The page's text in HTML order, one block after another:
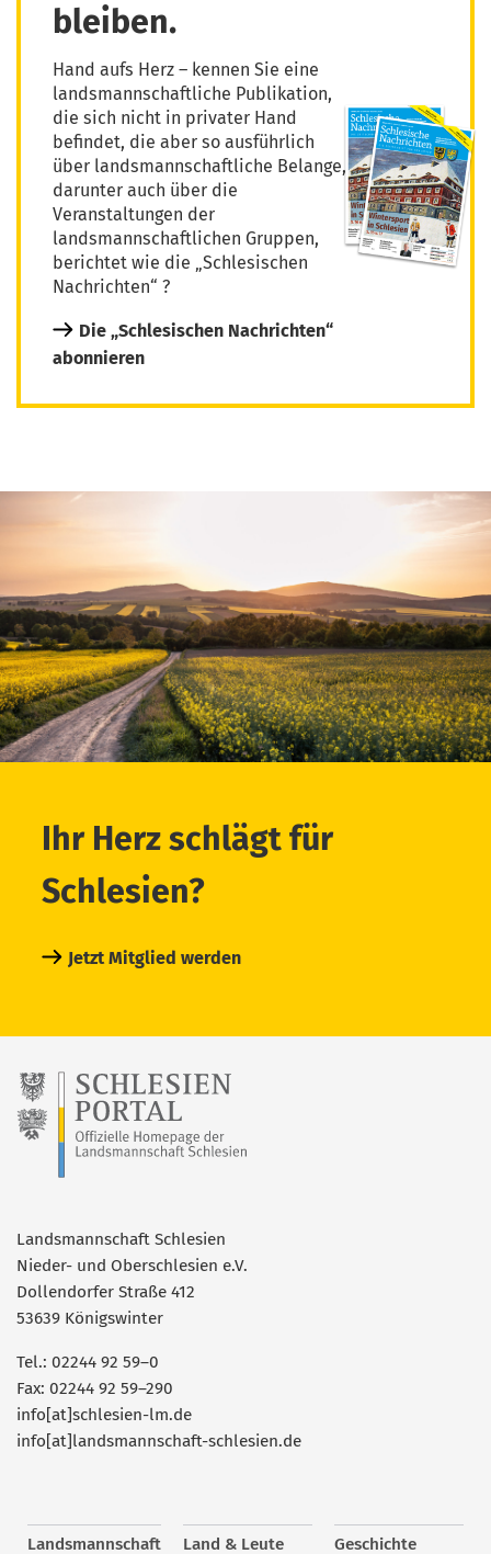
bleiben.
Hand aufs Herz – kennen Sie eine
landsmannschaftliche Publikation,
die sich nicht in privater Hand
befindet, die aber so ausführlich
über landsmannschaftliche Belange,
darunter auch über die
Veranstaltungen der
landsmannschaftlichen Gruppen,
berichtet wie die „Schlesischen
Nachrichten“ ?
Die „Schlesischen Nachrichten“
abonnieren
Ihr Herz schlägt für
Schlesien?
Jetzt Mitglied werden
Landsmannschaft Schlesien
Nieder- und Oberschlesien e.V.
Dollendorfer Straße 412
53639 Königswinter
Tel.: 02244 92 59–0
Fax: 02244 92 59–290
info[at]schlesien-lm.de
info[at]landsmannschaft-schlesien.de
Landsmannschaft Land & Leute Geschichte